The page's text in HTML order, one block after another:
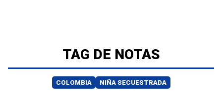
TAG DE NOTAS
COLOMBIA NIÑA SECUESTRADA